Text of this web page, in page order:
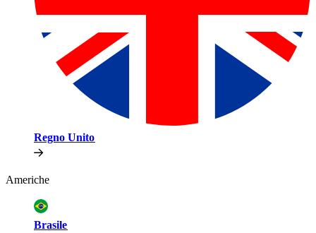
Regno Unito​​
Americhe​​
Brasile​​